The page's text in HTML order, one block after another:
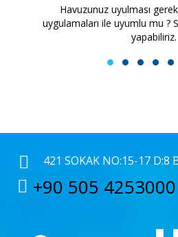
Havuzunuz uyulması
uygulamaları ile uyumlu mu ?
yapabiliriz.
1 2 3 4 5
421 SOKAK NO:15-17 D:8
+90 505 4253000